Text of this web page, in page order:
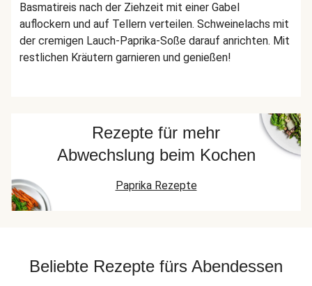
Basmatireis nach der Ziehzeit mit einer Gabel
auflockern und auf Tellern verteilen. Schweinelachs mit
der cremigen Lauch-Paprika-Soße darauf anrichten. Mit
restlichen Kräutern garnieren und genießen!
Rezepte für mehr
Abwechslung beim Kochen
Paprika Rezepte
Beliebte Rezepte fürs Abendessen